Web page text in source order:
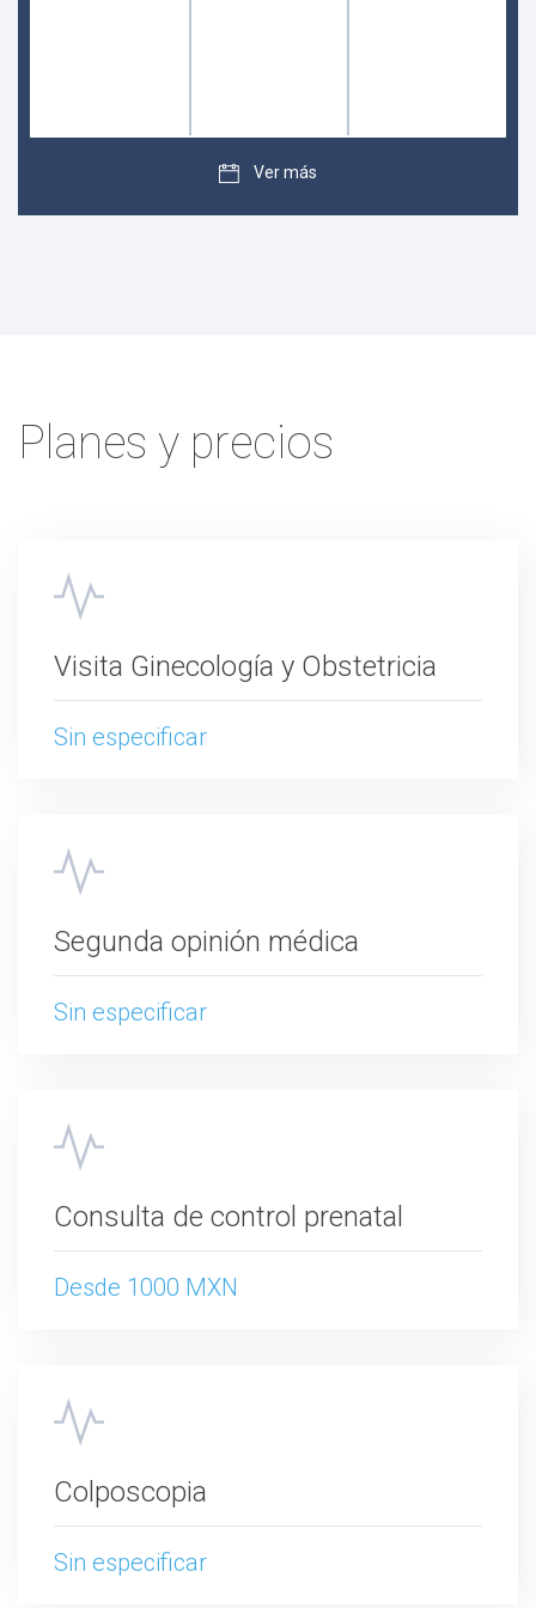
Ver más
Planes y precios
Visita Ginecología y Obstetricia
Sin especificar
Segunda opinión médica
Sin especificar
Consulta de control prenatal
Desde 1000 MXN
Colposcopia
Sin especificar